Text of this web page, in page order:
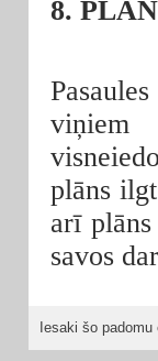
8.
plāns
arī
savos
Iesaki šo